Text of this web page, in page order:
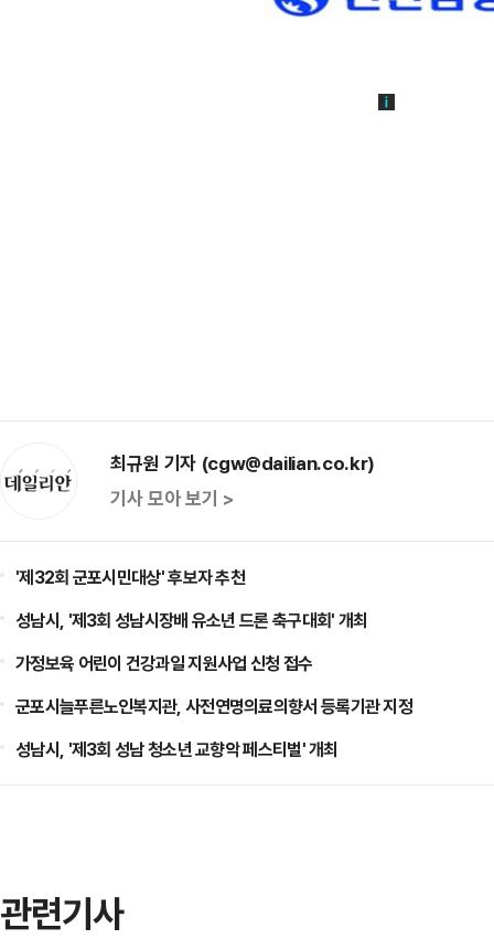
최규원 기자 (cgw@dailian.co.kr)
기사 모아 보기 >
'제32회 군포시민대상' 후보자 추천
성남시, '제3회 성남시장배 유소년 드론 축구대회' 개최
가정보육 어린이 건강과일 지원사업 신청 접수
군포시늘푸른노인복지관, 사전연명의료의향서 등록기관 지정
성남시, '제3회 성남 청소년 교향악 페스티벌' 개최
관련기사